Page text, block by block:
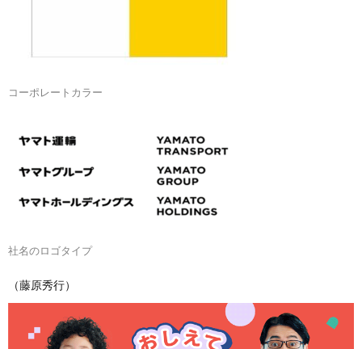
コーポレートカラー
社名のロゴタイプ
（藤原秀行）